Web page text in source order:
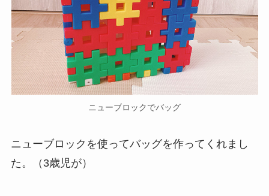
ニューブロックでバッグ
ニューブロックを使ってバッグを作ってくれまし
た。（3歳児が）